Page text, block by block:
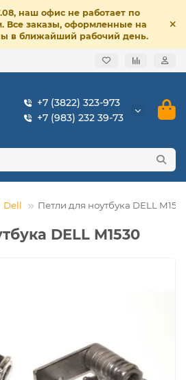
наш офис не работает по
Все заказы, оформленные на
в ближайший рабочий день.
+7 (3822) 323-973
+7 (983) 232 39-73
Dell Петли для ноутбука DELL
DELL M1530